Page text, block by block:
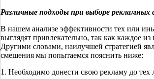
Различные подходы при выборе рекламных
В нашем анализе эффективности тех или
выглядят привлекательно, так как каждое
Другими словами, наилучшей стратегией
смешения мы попытаемся пояснить ниже:
1. Необходимо донести свою рекламу до